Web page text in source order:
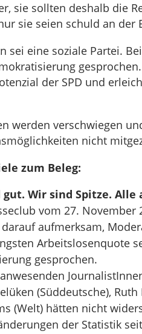
sie sollten deshalb die
sie seien schuld an der
sei eine soziale Partei.
der SPD und
werden verschwiegen
nicht
zum Beleg:
gut. Wir sind Spitze.
vom 27. November
aufmerksam,
Arbeitslosenquote
gesprochen.
(Süddeutsche),
(Welt) hätten nicht
der Statistik